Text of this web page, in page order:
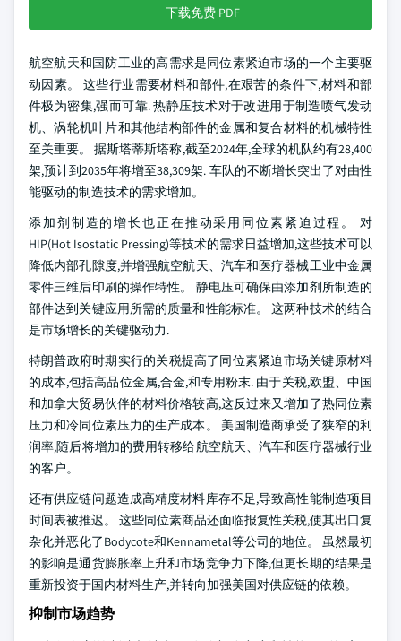
下载免费 PDF
航空航天和国防工业的高需求是同位素紧迫市场的一个主要驱
动因素。 这些行业需要材料和部件,在艰苦的条件下,材料和部
件极为密集,强而可靠. 热静压技术对于改进用于制造喷气发动
机、涡轮机叶片和其他结构部件的金属和复合材料的机械特性
至关重要。 据斯塔蒂斯塔称,截至2024年,全球的机队约有28,400
架,预计到2035年将增至38,309架. 车队的不断增长突出了对由性
能驱动的制造技术的需求增加。
添加剂制造的增长也正在推动采用同位素紧迫过程。 对
HIP(Hot Isostatic Pressing)等技术的需求日益增加,这些技术可以
降低内部孔隙度,并增强航空航天、汽车和医疗器械工业中金属
零件三维后印刷的操作特性。 静电压可确保由添加剂所制造的
部件达到关键应用所需的质量和性能标准。 这两种技术的结合
是市场增长的关键驱动力.
特朗普政府时期实行的关税提高了同位素紧迫市场关键原材料
的成本,包括高品位金属,合金,和专用粉末. 由于关税,欧盟、中国
和加拿大贸易伙伴的材料价格较高,这反过来又增加了热同位素
压力和冷同位素压力的生产成本。 美国制造商承受了狭窄的利
润率,随后将增加的费用转移给航空航天、汽车和医疗器械行业
的客户。
还有供应链问题造成高精度材料库存不足,导致高性能制造项目
时间表被推迟。 这些同位素商品还面临报复性关税,使其出口复
杂化并恶化了Bodycote和Kennametal等公司的地位。 虽然最初
的影响是通货膨胀率上升和市场竞争力下降,但更长期的结果是
重新投资于国内材料生产,并转向加强美国对供应链的依赖。
抑制市场趋势